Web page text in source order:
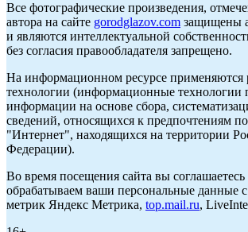
Все фотографические произведения,
автора на сайте gorodglazov.com защищены
и являются интеллектуальной
без согласия правообладателя запрещено.
На информационном ресурсе применяются
технологии (информационные технологии
информации на основе сбора,
сведений, относящихся к предпочтениям
"Интернет", находящихся на территории
Федерации).
Во время посещения сайта вы
обрабатываем ваши персональные данные
метрик Яндекс Метрика, top.mail.ru,